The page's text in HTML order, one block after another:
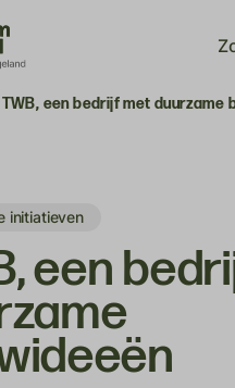
TWB, een bedrijf met duurzame
initiatieven
een